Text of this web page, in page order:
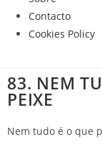
Contacto
Cookies Policy
83. NEM
PEIXE
Nem tudo é o que